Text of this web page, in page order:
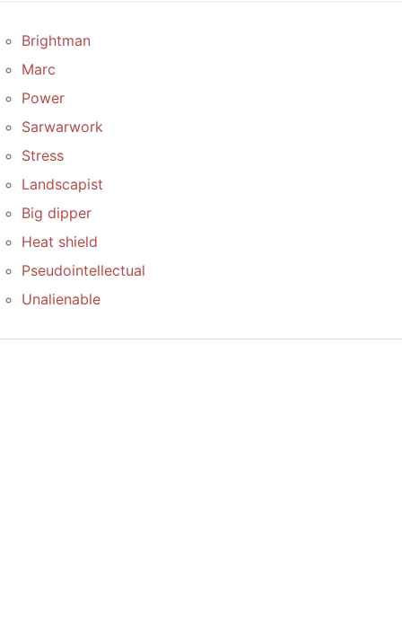
Brightman
Marc
Power
Sarwarwork
Stress
Landscapist
Big dipper
Heat shield
Pseudointellectual
Unalienable